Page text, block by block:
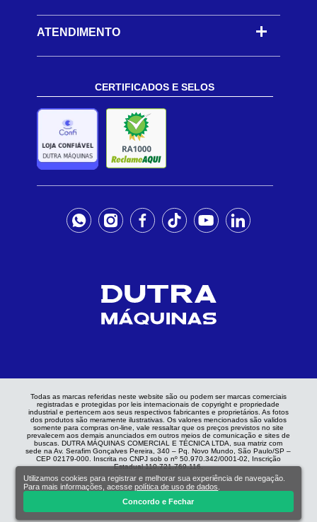
ATENDIMENTO
CERTIFICADOS E SELOS
Todas as marcas referidas neste website são ou podem ser marcas comerciais
registradas e protegidas por leis internacionais de copyright e propriedade
industrial e pertencem aos seus respectivos fabricantes e proprietários. As fotos
dos produtos são meramente ilustrativas. Os valores mencionados são validos
somente para compras on-line, vale ressaltar que os preços previstos no site
prevalecem aos demais anunciados em outros meios de comunicação e sites de
buscas. DUTRA MÁQUINAS COMERCIAL E TÉCNICA LTDA, sua matriz com
sede na Av. Serafim Gonçalves Pereira, 340 – Pq. Novo Mundo, São Paulo/SP –
CEP 02179-000. Inscrita no CNPJ sob o nº 50.970.342/0001-02, Inscrição
Estadual 110.721.769.116.
Utilizamos cookies para registrar e melhorar sua experiência de navegação.
Para mais informações, acessepolítica de uso de dados
Concordo e Fechar